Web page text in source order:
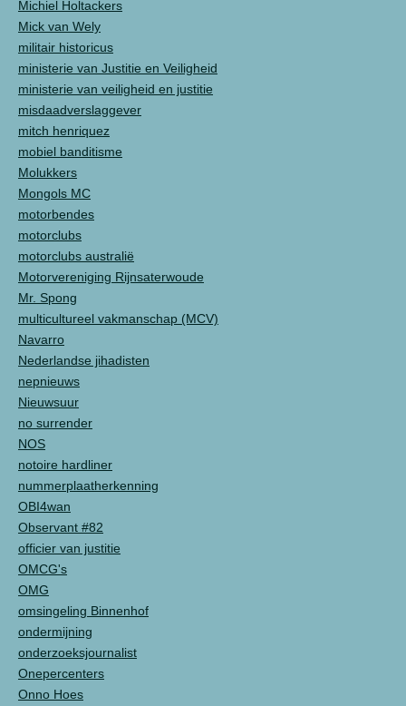
Michiel Holtackers
Mick van Wely
militair historicus
ministerie van Justitie en Veiligheid
ministerie van veiligheid en justitie
misdaadverslaggever
mitch henriquez
mobiel banditisme
Molukkers
Mongols MC
motorbendes
motorclubs
motorclubs australië
Motorvereniging Rijnsaterwoude
Mr. Spong
multicultureel vakmanschap (MCV)
Navarro
Nederlandse jihadisten
nepnieuws
Nieuwsuur
no surrender
NOS
notoire hardliner
nummerplaatherkenning
OBI4wan
Observant #82
officier van justitie
OMCG's
OMG
omsingeling Binnenhof
ondermijning
onderzoeksjournalist
Onepercenters
Onno Hoes